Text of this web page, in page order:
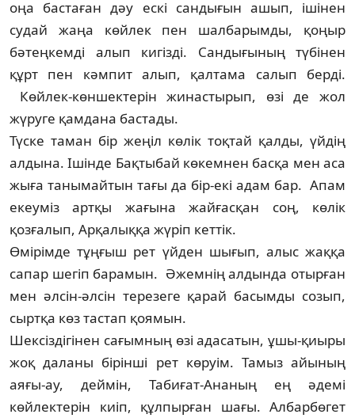
оңа бастаған дәу ескі сандығын ашып, ішінен
судай жаңа көйлек пен шалбарымды, қоңыр
бәтеңкемді алып кигізді. Сандығының түбінен
құрт пен кәмпит алып, қалтама салып берді.
Көйлек-көншектерін жинас­тырып, өзі де жол
жүруге қамдана бастады.
Түске таман бір жеңіл көлік тоқтай қал­ды, үйдің
алдына. Ішінде Бақтыбай көкемнен басқа мен аса
жыға танымайтын тағы да бір-екі адам бар. Апам
екеуміз артқы жағына жайғасқан соң, көлік
қозғалып, Арқалыққа жүріп кеттік.
Өмірімде тұңғыш рет үйден шығып, алыс жаққа
сапар шегіп барамын. Әжемнің алдында отырған
мен әлсін-әлсін терезеге қарай басымды созып,
сыртқа көз тастап қоямын.
Шексіздігінен сағымның өзі адасатын, ұшы-қиыры
жоқ даланы бірінші рет көруім. Тамыз айының
аяғы-ау, деймін, Табиғат-Ананың ең әдемі
көйлектерін киіп, құлпыр­ған шағы. Албарбөгет